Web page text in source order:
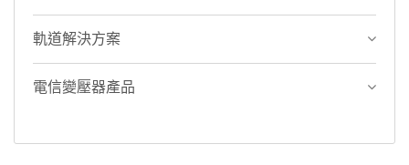
軌道解決方案
電信變壓器產品